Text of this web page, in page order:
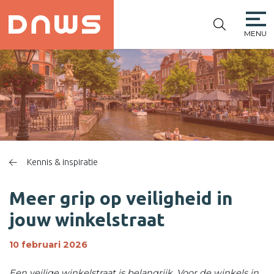
NIEUWE
WINKELSTRAAT
MENU
Kennis & inspiratie
Meer grip op veiligheid in
jouw winkelstraat
10 februari 2026